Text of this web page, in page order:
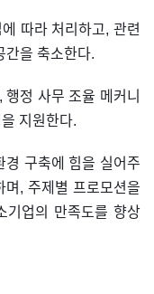
따라 처리하고, 관련
간을 축소한다.
정 사무 조율 메커니
지원한다.
구축에 힘을 실어주
며, 주제별 프로모션을
기업의 만족도를 향상